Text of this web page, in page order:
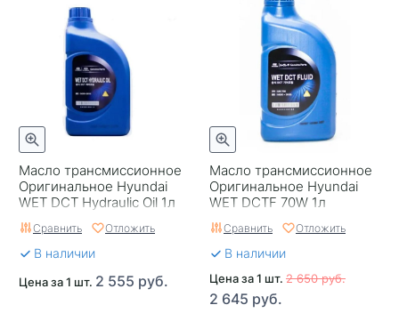
Масло трансмиссионное
Оригинальное Hyundai
WET DCT Hydraulic Oil 1л
Сравнить Отложить
В наличии
Цена за 1 шт. 2 555 руб.
Масло трансмиссионное
Оригинальное Hyundai
WET DCTF 70W 1л
Сравнить Отложить
В наличии
Цена за 1 шт. 2 650 руб.
2 645 руб.